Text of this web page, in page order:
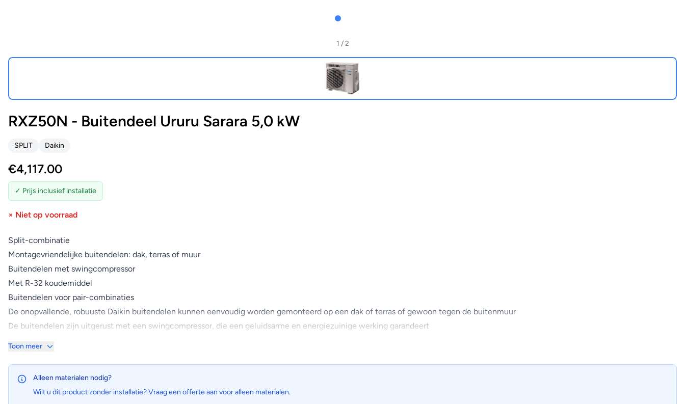
1 / 2
RXZ50N - Buitendeel Ururu Sarara 5,0 kW
SPLIT Daikin
€4,117.00
✓ Prijs inclusief installatie
× Niet op voorraad
Split-combinatie
Montagevriendelijke buitendelen: dak, terras of muur
Buitendelen met swingcompressor
Met R-32 koudemiddel
Buitendelen voor pair-combinaties
De onopvallende, robuuste Daikin buitendelen kunnen eenvoudig worden gemonteerd op een dak of terras of gewoon tegen de buitenmuur
De buitendelen zijn uitgerust met een swingcompressor, die een geluidsarme en energiezuinige werking garandeert
De inverter compressors passen continu de compressorsnelheid aan de reële vraag aan. Minder starten en stoppen leidt tot minder energieverbruik (tot 30%) en stabielere
temperaturen.
Automatisch omschakelen koelen/verwarmen
Toon meer
Alleen materialen nodig?
Wilt u dit product zonder installatie? Vraag een offerte aan voor alleen materialen.